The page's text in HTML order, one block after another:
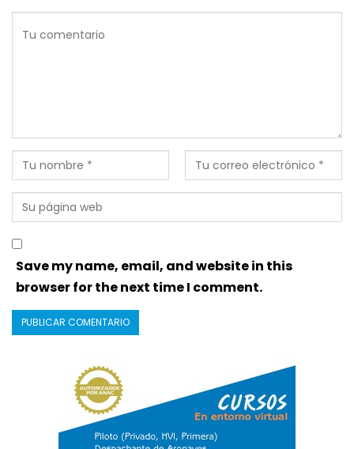
Save my name, email, and website in this
browser for the next time I comment.